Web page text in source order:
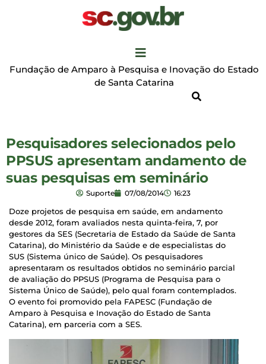
Fundação de Amparo à Pesquisa e Inovação do Estado
de Santa Catarina
Pesquisadores selecionados pelo
PPSUS apresentam andamento de
suas pesquisas em seminário
Suporte 07/08/2014 16:23
Doze projetos de pesquisa em saúde, em andamento
desde 2012, foram avaliados nesta quinta-feira, 7, por
gestores da SES (Secretaria de Estado da Saúde de Santa
Catarina), do Ministério da Saúde e de especialistas do
SUS (Sistema único de Saúde). Os pesquisadores
apresentaram os resultados obtidos no seminário parcial
de avaliação do PPSUS (Programa de Pesquisa para o
Sistema Único de Saúde), pelo qual foram contemplados.
O evento foi promovido pela FAPESC (Fundação de
Amparo à Pesquisa e Inovação do Estado de Santa
Catarina), em parceria com a SES.